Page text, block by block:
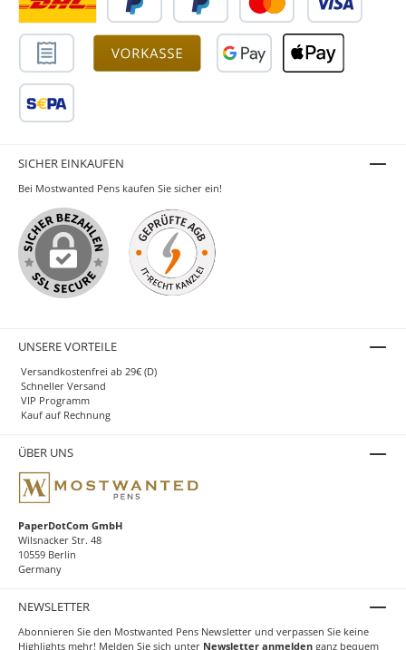
SICHER EINKAUFEN
Bei Mostwanted Pens kaufen Sie sicher ein!
UNSERE VORTEILE
Versandkostenfrei ab 29€ (D)
Schneller Versand
VIP Programm
Kauf auf Rechnung
ÜBER UNS
PaperDotCom GmbH
Wilsnacker Str. 48
10559 Berlin
Germany
NEWSLETTER
Abonnieren Sie den Mostwanted Pens Newsletter und verpassen Sie keine
Highlights mehr! Melden Sie sich unter Newsletter anmelden ganz bequem